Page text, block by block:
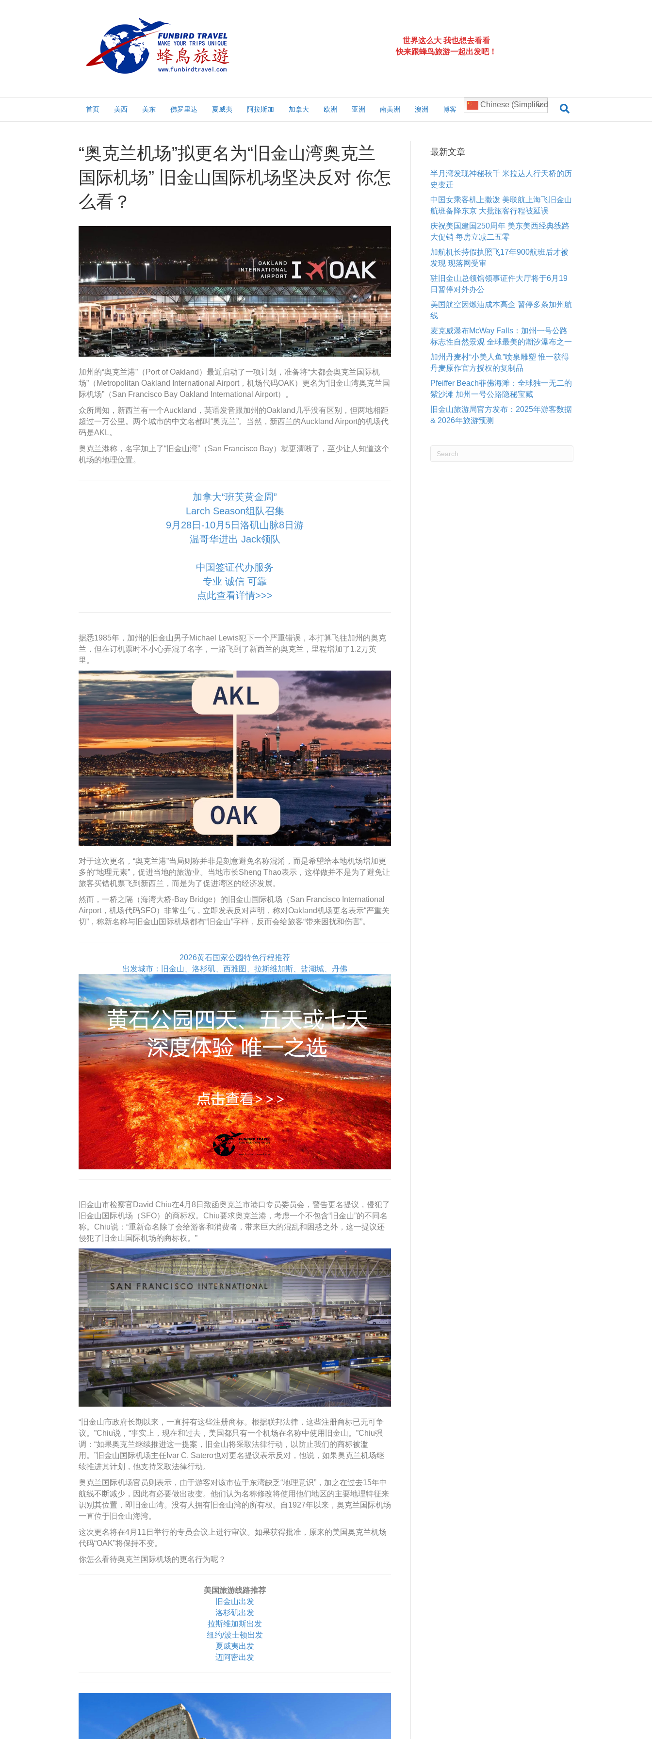
世界这么大 我也想去看看
快来跟蜂鸟旅游一起出发吧！
首页 美西 美东 佛罗里达 夏威夷 阿拉斯加 加拿大 欧洲 亚洲 南美洲 澳洲 博客
Chinese (Simplified)
“奥克兰机场”拟更名为“旧金山湾奥克兰
国际机场” 旧金山国际机场坚决反对 你怎
么看？
加州的“奥克兰港”（Port of Oakland）最近启动了一项计划，准备将“大都会奥克兰国际机
场”（Metropolitan Oakland International Airport，机场代码OAK）更名为“旧金山湾奥克兰国
际机场”（San Francisco Bay Oakland International Airport）。
众所周知，新西兰有一个Auckland，英语发音跟加州的Oakland几乎没有区别，但两地相距
超过一万公里。两个城市的中文名都叫“奥克兰”。当然，新西兰的Auckland Airport的机场代
码是AKL。
奥克兰港称，名字加上了“旧金山湾”（San Francisco Bay）就更清晰了，至少让人知道这个
机场的地理位置。
加拿大“班芙黄金周”
Larch Season组队召集
9月28日-10月5日洛矶山脉8日游
温哥华进出 Jack领队
中国签证代办服务
专业 诚信 可靠
点此查看详情>>>
据悉1985年，加州的旧金山男子Michael Lewis犯下一个严重错误，本打算飞往加州的奥克
兰，但在订机票时不小心弄混了名字，一路飞到了新西兰的奥克兰，里程增加了1.2万英
里。
对于这次更名，“奥克兰港”当局则称并非是刻意避免名称混淆，而是希望给本地机场增加更
多的“地理元素”，促进当地的旅游业。当地市长Sheng Thao表示，这样做并不是为了避免让
旅客买错机票飞到新西兰，而是为了促进湾区的经济发展。
然而，一桥之隔（海湾大桥-Bay Bridge）的旧金山国际机场（San Francisco International
Airport，机场代码SFO）非常生气，立即发表反对声明，称对Oakland机场更名表示“严重关
切”，称新名称与旧金山国际机场都有“旧金山”字样，反而会给旅客“带来困扰和伤害”。
2026黄石国家公园特色行程推荐
出发城市：旧金山、洛杉矶、西雅图、拉斯维加斯、盐湖城、丹佛
旧金山市检察官David Chiu在4月8日致函奥克兰市港口专员委员会，警告更名提议，侵犯了
旧金山国际机场（SFO）的商标权。Chiu要求奥克兰港，考虑一个不包含“旧金山”的不同名
称。Chiu说：“重新命名除了会给游客和消费者，带来巨大的混乱和困惑之外，这一提议还
侵犯了旧金山国际机场的商标权。”
“旧金山市政府长期以来，一直持有这些注册商标。根据联邦法律，这些注册商标已无可争
议。”Chiu说，“事实上，现在和过去，美国都只有一个机场在名称中使用旧金山。”Chiu强
调：“如果奥克兰继续推进这一提案，旧金山将采取法律行动，以防止我们的商标被滥
用。”旧金山国际机场主任Ivar C. Satero也对更名提议表示反对，他说，如果奥克兰机场继
续推进其计划，他支持采取法律行动。
奥克兰国际机场官员则表示，由于游客对该市位于东湾缺乏“地理意识”，加之在过去15年中
航线不断减少，因此有必要做出改变。他们认为名称修改将使用他们地区的主要地理特征来
识别其位置，即旧金山湾。没有人拥有旧金山湾的所有权。自1927年以来，奥克兰国际机场
一直位于旧金山海湾。
这次更名将在4月11日举行的专员会议上进行审议。如果获得批准，原来的美国奥克兰机场
代码“OAK”将保持不变。
你怎么看待奥克兰国际机场的更名行为呢？
美国旅游线路推荐
旧金山出发
洛杉矶出发
拉斯维加斯出发
纽约/波士顿出发
夏威夷出发
迈阿密出发
最新文章
半月湾发现神秘秋千 米拉达人行天桥的历
史变迁
中国女乘客机上撒泼 美联航上海飞旧金山
航班备降东京 大批旅客行程被延误
庆祝美国建国250周年 美东美西经典线路
大促销 每房立减二五零
加航机长持假执照飞17年900航班后才被
发现 现落网受审
驻旧金山总领馆领事证件大厅将于6月19
日暂停对外办公
美国航空因燃油成本高企 暂停多条加州航
线
麦克威瀑布McWay Falls：加州一号公路
标志性自然景观 全球最美的潮汐瀑布之一
加州丹麦村“小美人鱼”喷泉雕塑 惟一获得
丹麦原作官方授权的复制品
Pfeiffer Beach菲佛海滩：全球独一无二的
紫沙滩 加州一号公路隐秘宝藏
旧金山旅游局官方发布：2025年游客数据
& 2026年旅游预测